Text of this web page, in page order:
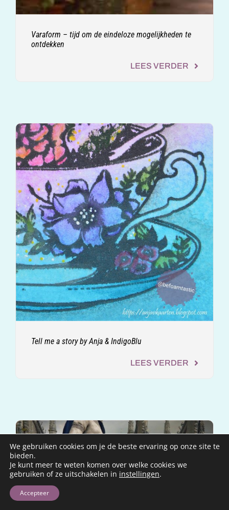
Varaform – tijd om de eindeloze mogelijkheden te
ontdekken
LEES VERDER
Tell me a story by Anja & IndigoBlu
LEES VERDER
We gebruiken cookies om je de beste ervaring op onze site te
bieden.
Je kunt meer te weten komen over welke cookies we
gebruiken of ze uitschakelen in instellingen.
Accepteer